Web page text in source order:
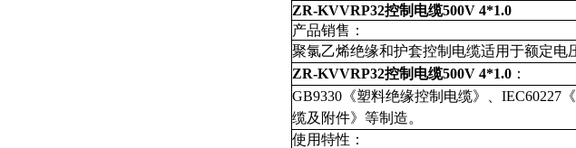
ZR-KVVRP32控制电缆500V 4*1.0
产品销售：
聚氯乙烯绝缘和护套控制电缆适用于额
ZR-KVVRP32控制电缆500V 4*1.0
GB9330《塑料绝缘控制电缆》、IEC60227
缆及附件》等制造。
使用特性：